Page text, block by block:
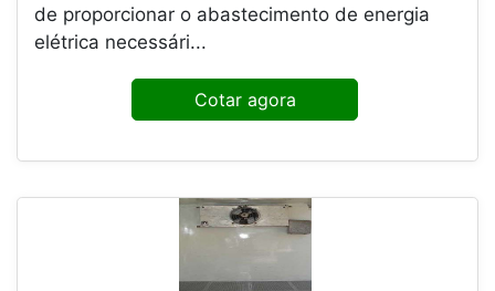
de proporcionar o abastecimento de energia
elétrica necessári...
Cotar agora